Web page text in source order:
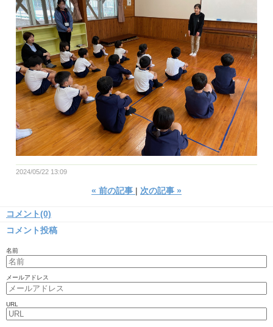
2024/05/22 13:09
« 前の記事 次の記事 »
コメント(0)
コメント投稿
名前
メールアドレス
URL